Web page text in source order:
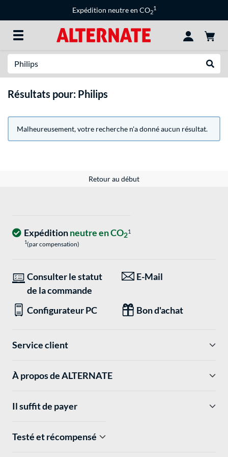
Expédition neutre en CO2
1
Résultats pour: Philips
Malheureusement, votre recherche n'a donné aucun résultat.
Retour au début
Expéditionneutre en CO21
1(par compensation)
Consulter le statut
de la commande
E-Mail
Configurateur PC Bon d'achat
Service client
À propos de ALTERNATE
Il suffit de payer
Testé et récompensé